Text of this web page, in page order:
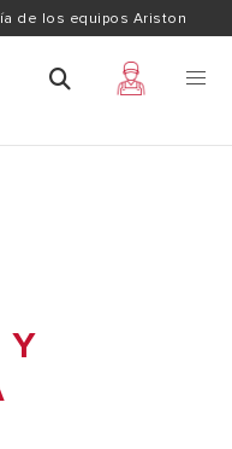
de los equipos Ariston
Y